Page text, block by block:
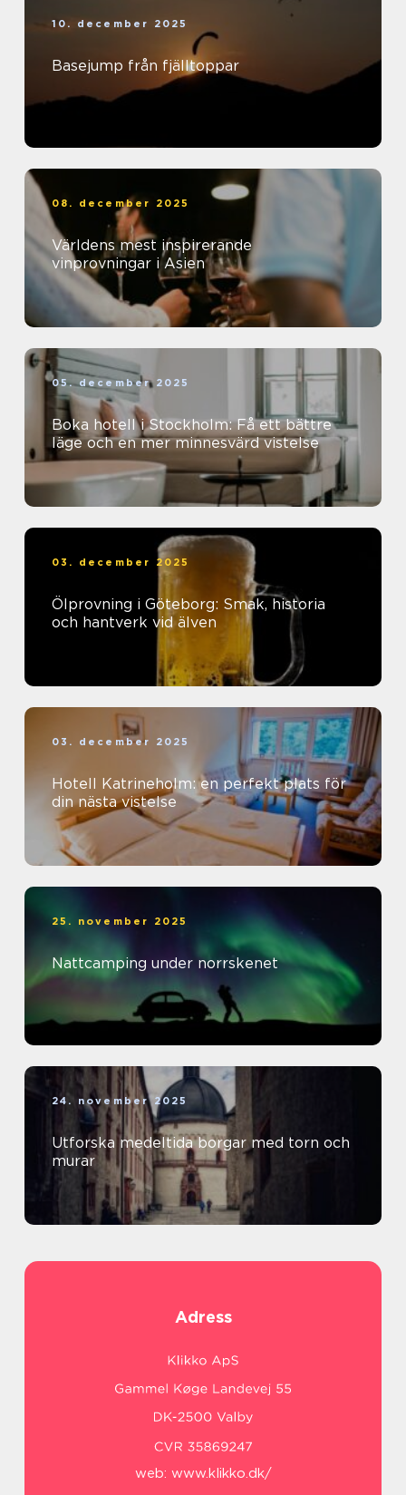
10. december 2025
Basejump från fjälltoppar
08. december 2025
Världens mest inspirerande
vinprovningar i Asien
05. december 2025
Boka hotell i Stockholm: Få ett bättre
läge och en mer minnesvärd vistelse
03. december 2025
Ölprovning i Göteborg: Smak, historia
och hantverk vid älven
03. december 2025
Hotell Katrineholm: en perfekt plats för
din nästa vistelse
25. november 2025
Nattcamping under norrskenet
24. november 2025
Utforska medeltida borgar med torn och
murar
Adress
web: www.klikko.dk/